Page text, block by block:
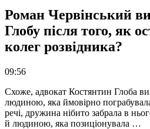
Роман Червінський
Глобу після того, як
колег розвідника?
09:56
Схоже, адвокат Костянтин Глоба
людиною, яка ймовірно
речі, дружина нібито забрала в
й людиною, яка позиціонувала …